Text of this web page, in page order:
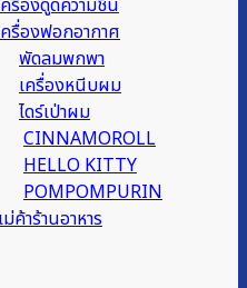
รื่องดูดความชื้น
รื่องฟอกอากาศ
พัดลมพกพา
เครื่องหนีบผม
ไดร์เป่าผม
CINNAMOROLL
HELLO KITTY
POMPOMPURIN
ค้าร้านอาหาร